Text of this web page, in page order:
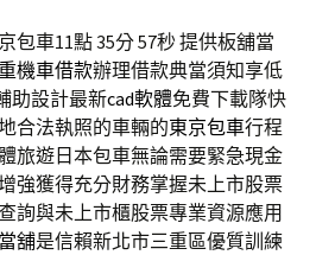
包車11點 35分 57秒提供板舖當
機車借款辦理借款典當須知享低
助設計最新cad軟體免費下載隊快
合法執照的車輛的東京包車行程
旅遊日本包車無論需要緊急現金
強獲得充分財務掌握未上市股票
詢與未上市櫃股票專業資源應用
舖是信賴新北市三重區優質訓練